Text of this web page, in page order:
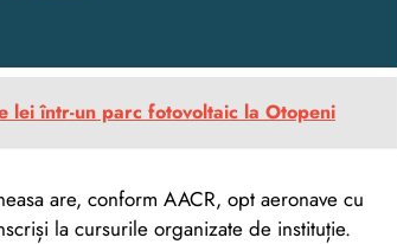
lei într-un parc fotovoltaic la Otopeni
are, conform AACR, opt aeronave cu
la cursurile organizate de instituție.